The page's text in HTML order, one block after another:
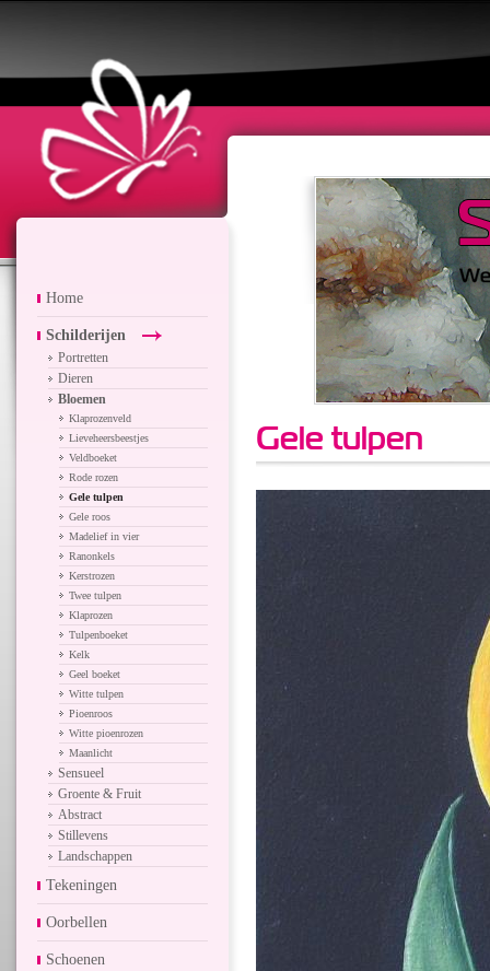
Home
Schilderijen
Portretten
Dieren
Bloemen
Klaprozenveld
Lieveheersbeestjes
Veldboeket
Rode rozen
Gele tulpen
Gele roos
Madelief in vier
Ranonkels
Kerstrozen
Twee tulpen
Klaprozen
Tulpenboeket
Kelk
Geel boeket
Witte tulpen
Pioenroos
Witte pioenrozen
Maanlicht
Sensueel
Groente & Fruit
Abstract
Stillevens
Landschappen
Tekeningen
Oorbellen
Schoenen
Gele tulpen